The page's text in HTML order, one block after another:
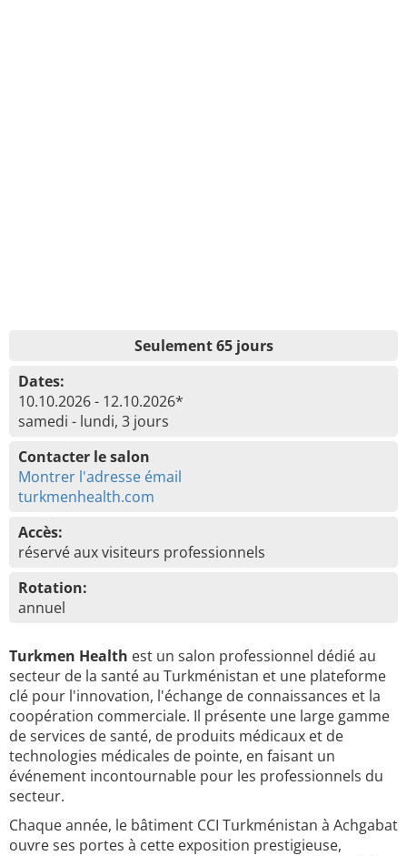
Seulement 65 jours
Dates:
10.10.2026 - 12.10.2026*
samedi - lundi, 3 jours
Contacter le salon
Montrer l'adresse émail
turkmenhealth.com
Accès:
réservé aux visiteurs professionnels
Rotation:
annuel
Turkmen Health est un salon professionnel dédié au
secteur de la santé au Turkménistan et une plateforme
clé pour l'innovation, l'échange de connaissances et la
coopération commerciale. Il présente une large gamme
de services de santé, de produits médicaux et de
technologies médicales de pointe, en faisant un
événement incontournable pour les professionnels du
secteur.
Chaque année, le bâtiment CCI Turkménistan à Achgabat
ouvre ses portes à cette exposition prestigieuse,